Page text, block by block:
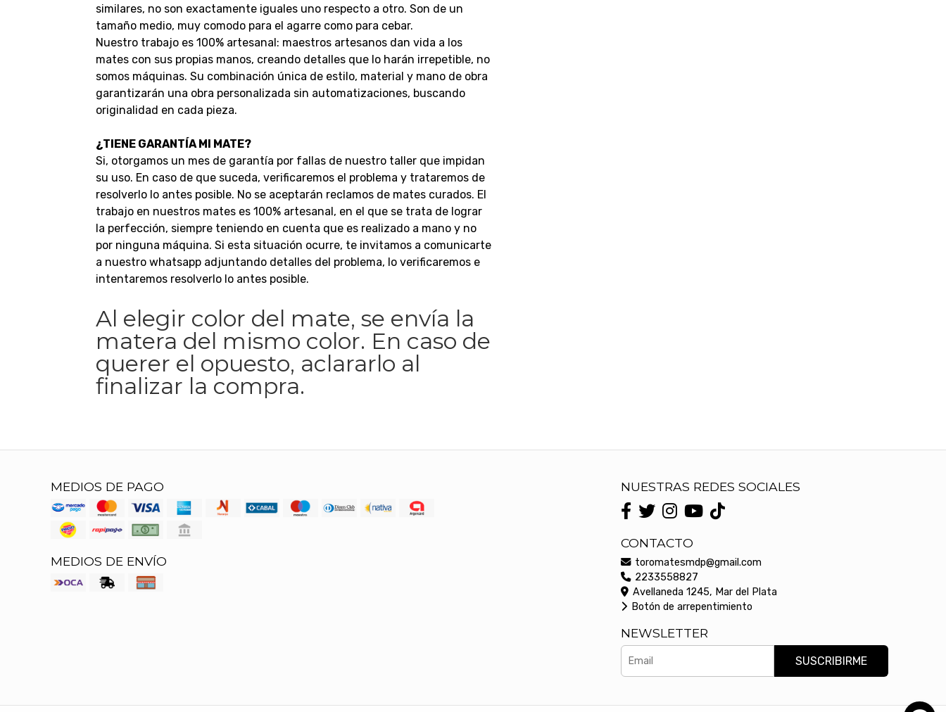
similares, no son exactamente iguales uno respecto a otro. Son de un
tamaño medio, muy comodo para el agarre como para cebar.
Nuestro trabajo es 100% artesanal: maestros artesanos dan vida a los
mates con sus propias manos, creando detalles que lo harán irrepetible, no
somos máquinas. Su combinación única de estilo, material y mano de obra
garantizarán una obra personalizada sin automatizaciones, buscando
originalidad en cada pieza.
¿TIENE GARANTÍA MI MATE?
Si, otorgamos un mes de garantía por fallas de nuestro taller que impidan
su uso. En caso de que suceda, verificaremos el problema y trataremos de
resolverlo lo antes posible. No se aceptarán reclamos de mates curados. El
trabajo en nuestros mates es 100% artesanal, en el que se trata de lograr
la perfección, siempre teniendo en cuenta que es realizado a mano y no
por ninguna máquina. Si esta situación ocurre, te invitamos a comunicarte
a nuestro whatsapp adjuntando detalles del problema, lo verificaremos e
intentaremos resolverlo lo antes posible.
Al elegir color del mate, se envía la
matera del mismo color. En caso de
querer el opuesto, aclararlo al
finalizar la compra.
MEDIOS DE PAGO
MEDIOS DE ENVÍO
NUESTRAS REDES SOCIALES
CONTACTO
toromatesmdp@gmail.com
2233558827
Avellaneda 1245, Mar del Plata
Botón de arrepentimiento
NEWSLETTER
SUSCRIBIRME